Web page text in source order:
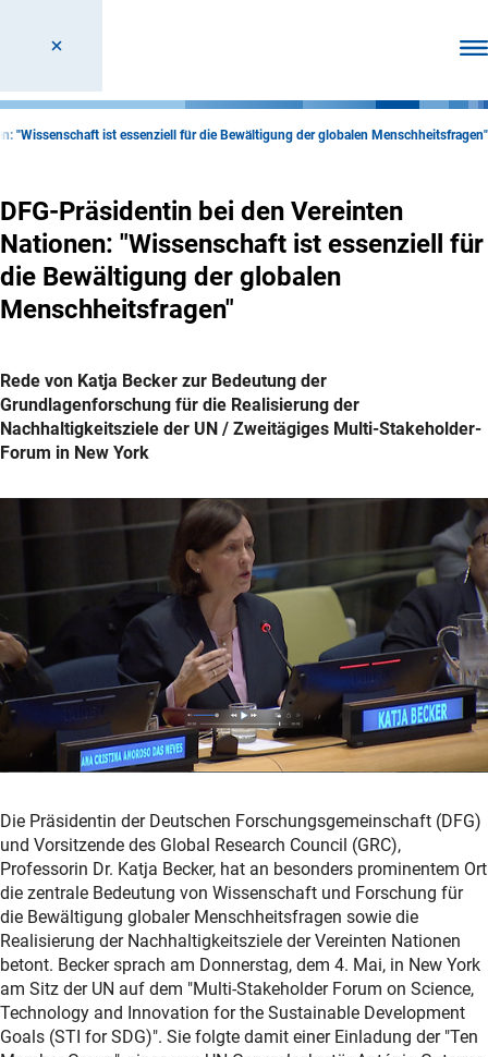
"Wissenschaft ist essenziell für die Bewältigung der globalen Menschheitsfragen"
DFG-Präsidentin bei den Vereinten
Nationen: "Wissenschaft ist essenziell für
die Bewältigung der globalen
Menschheitsfragen"
Rede von Katja Becker zur Bedeutung der
Grundlagenforschung für die Realisierung der
Nachhaltigkeitsziele der UN / Zweitägiges Multi-Stakeholder-
Forum in New York
Die Präsidentin der Deutschen Forschungsgemeinschaft (DFG)
und Vorsitzende des Global Research Council (GRC),
Professorin Dr. Katja Becker, hat an besonders prominentem Ort
die zentrale Bedeutung von Wissenschaft und Forschung für
die Bewältigung globaler Menschheitsfragen sowie die
Realisierung der Nachhaltigkeitsziele der Vereinten Nationen
betont. Becker sprach am Donnerstag, dem 4. Mai, in New York
am Sitz der UN auf dem "Multi-Stakeholder Forum on Science,
Technology and Innovation for the Sustainable Development
Goals (STI for SDG)". Sie folgte damit einer Einladung der "Ten